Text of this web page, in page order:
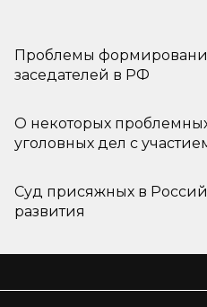
Проблемы
заседателей в РФ
О некоторых
уголовных дел с
Суд присяжных в
развития